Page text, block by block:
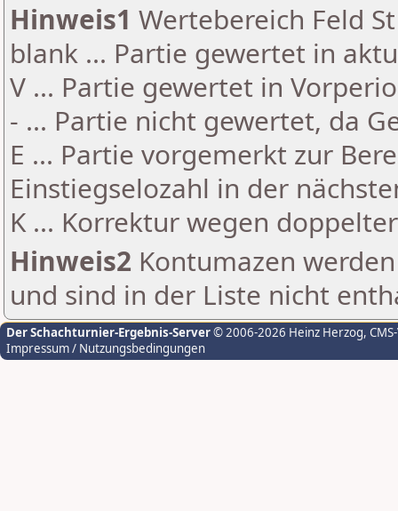
Hinweis1 Wertebereich Feld
blank ... Partie gewertet in
V ... Partie gewertet in
- ... Partie nicht gewertet, da
E ... Partie vorgemerkt zur
Einstiegselozahl in der
K ... Korrektur wegen
Hinweis2 Kontumazen
und sind in der Liste nicht
Der Schachturnier-Ergebnis-Server© 2006-2026 Heinz Herzog,
Impressum / Nutzungsbedingungen